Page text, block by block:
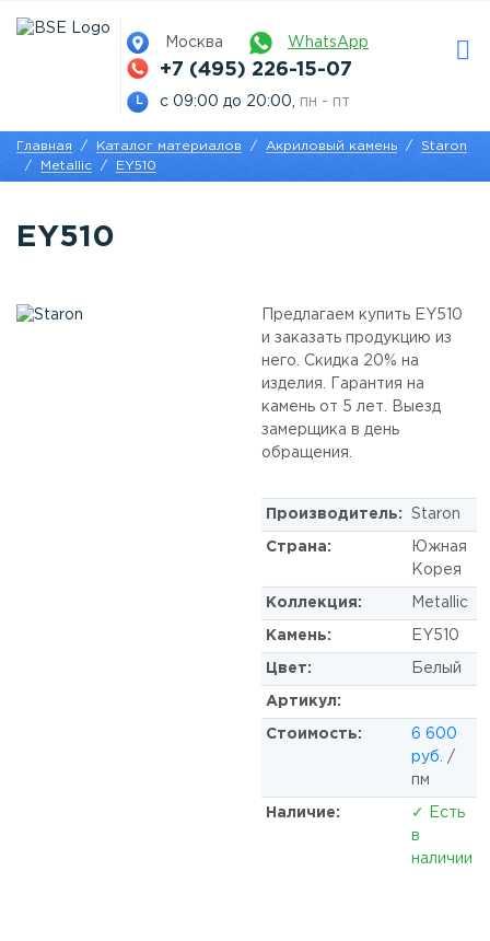
Москва WhatsApp
+7 (495) 226-15-07
с 09:00 до 20:00, пн - пт
Главная Каталог материалов Акриловый камень
Staron
Metallic
EY510
EY510
Предлагаем купить EY510
и заказать продукцию из
него. Скидка 20% на
изделия. Гарантия на
камень от 5 лет. Выезд
замерщика в день
обращения.
Производитель: Staron
Страна:
Южная
Корея
Коллекция: Metallic
Камень: EY510
Цвет: Белый
Артикул:
Стоимость:
6 600
руб.
/
пм
Наличие:
✓ Есть
в
наличии